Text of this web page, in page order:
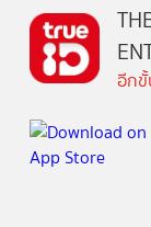
อีกขั้